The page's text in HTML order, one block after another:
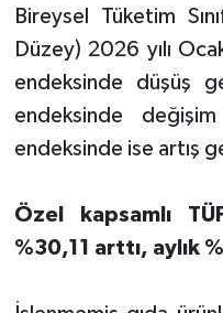
Bireysel Tüketim
Düzey) 2026 yılı
endeksinde düşüş
endeksinde
endeksinde ise artış
Özel kapsamlı
%30,11 arttı, aylık